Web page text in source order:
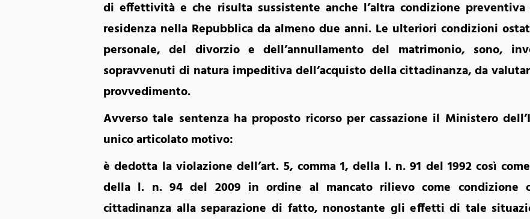
di effettività e che risulta sussistente anche l’altra condizione
residenza nella Repubblica da almeno due anni. Le ulteriori condizioni
personale, del divorzio e dell’annullamento del matrimonio, sono,
sopravvenuti di natura impeditiva dell’acquisto della cittadinanza, da
provvedimento.
Avverso tale sentenza ha proposto ricorso per cassazione il Ministero
unico articolato motivo:
è dedotta la violazione dell’art. 5, comma 1, della l. n. 91 del 1992 così
della l. n. 94 del 2009 in ordine al mancato rilievo come condizione
cittadinanza alla separazione di fatto, nonostante gli effetti di tale